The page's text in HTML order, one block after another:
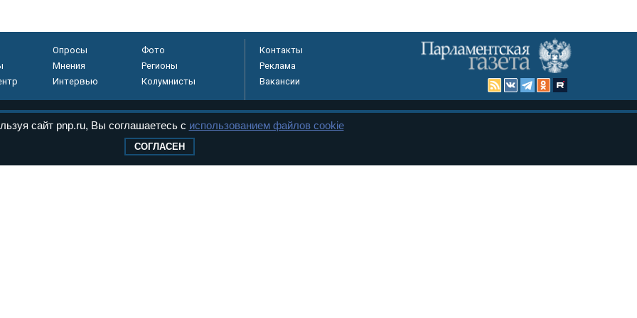
Опросы
Фото
Мнения
Регионы
Интервью Колумнисты
Контакты
Реклама
Вакансии
сайт pnp.ru, Вы соглашаетесь с использованием файлов cookie
СОГЛАСЕН